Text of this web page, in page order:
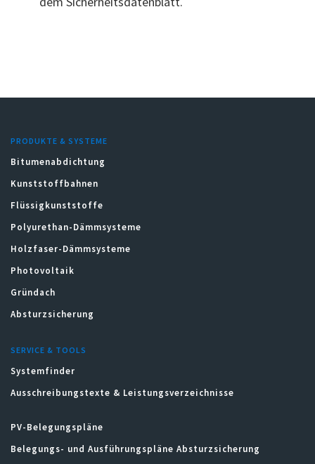
PRODUKTE & SYSTEME
Bitumenabdichtung
Kunststoffbahnen
Flüssigkunststoffe
Polyurethan-Dämmsysteme
Holzfaser-Dämmsysteme
Photovoltaik
Gründach
Absturzsicherung
SERVICE & TOOLS
Systemfinder
Ausschreibungstexte & Leistungsverzeichnisse
PV-Belegungspläne
Belegungs- und Ausführungspläne Absturzsicherung